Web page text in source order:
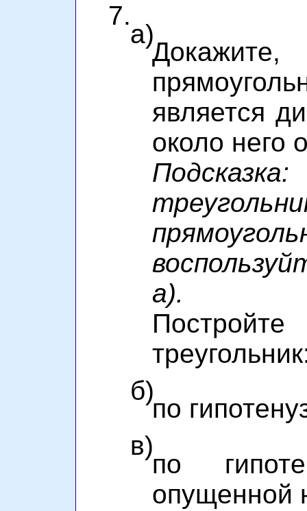
7.
а)
является
около него
а).
б)
по
в)
по
опущенной